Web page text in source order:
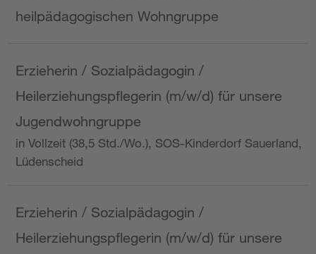
heilpädagogischen Wohngruppe
Erzieherin / Sozialpädagogin /
Heilerziehungspflegerin (m/w/d) für unsere
Jugendwohngruppe
in Vollzeit (38,5 Std./Wo.), SOS-Kinderdorf Sauerland,
Lüdenscheid
Erzieherin / Sozialpädagogin /
Heilerziehungspflegerin (m/w/d) für unsere